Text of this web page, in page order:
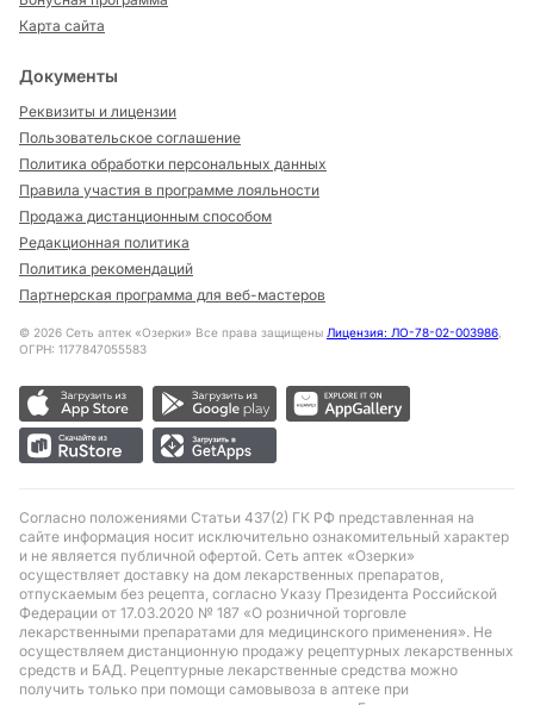
Карта сайта
Документы
Реквизиты и лицензии
Пользовательское соглашение
Политика обработки персональных данных
Правила участия в программе лояльности
Продажа дистанционным способом
Редакционная политика
Политика рекомендаций
Партнерская программа для веб-мастеров
© 2026 Сеть аптек «Озерки» Все права защищены Лицензия: ЛО-78-02-003986,
ОГРН: 1177847055583
Согласно положениями Статьи 437(2) ГК РФ представленная на
сайте информация носит исключительно ознакомительный характер
и не является публичной офертой. Сеть аптек «Озерки»
осуществляет доставку на дом лекарственных препаратов,
отпускаемым без рецепта, согласно Указу Президента Российской
Федерации от 17.03.2020 № 187 «О розничной торговле
лекарственными препаратами для медицинского применения». Не
осуществляем дистанционную продажу рецептурных лекарственных
средств и БАД. Рецептурные лекарственные средства можно
получить только при помощи самовывоза в аптеке при